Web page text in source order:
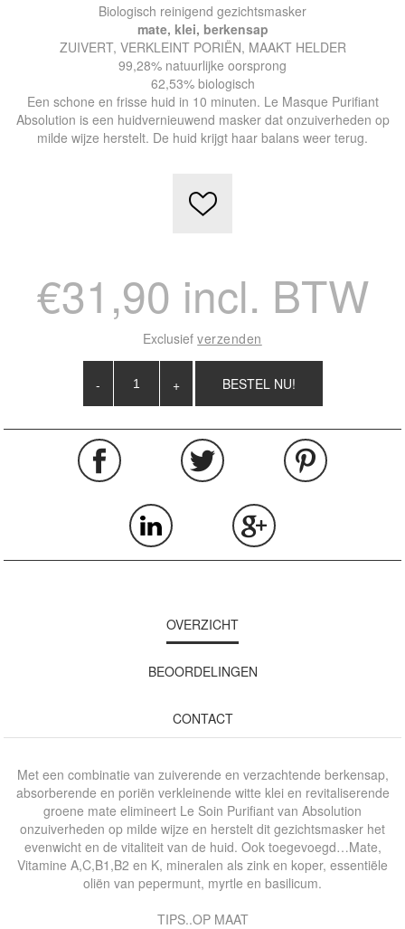
Biologisch reinigend gezichtsmasker
mate, klei, berkensap
ZUIVERT, VERKLEINT PORIËN, MAAKT HELDER
99,28% natuurlijke oorsprong
62,53% biologisch
Een schone en frisse huid in 10 minuten. Le Masque Purifiant
Absolution is een huidvernieuwend masker dat onzuiverheden op
milde wijze herstelt. De huid krijgt haar balans weer terug.
€31,90 incl. BTW
Exclusiefverzenden
- +
OVERZICHT
BEOORDELINGEN
CONTACT
Met een combinatie van zuiverende en verzachtende berkensap,
absorberende en poriën verkleinende witte klei en revitaliserende
groene mate elimineert Le Soin Purifiant van Absolution
onzuiverheden op milde wijze en herstelt dit gezichtsmasker het
evenwicht en de vitaliteit van de huid. Ook toegevoegd…Mate,
Vitamine A,C,B1,B2 en K, mineralen als zink en koper, essentiële
oliën van pepermunt, myrtle en basilicum.
TIPS..OP MAAT